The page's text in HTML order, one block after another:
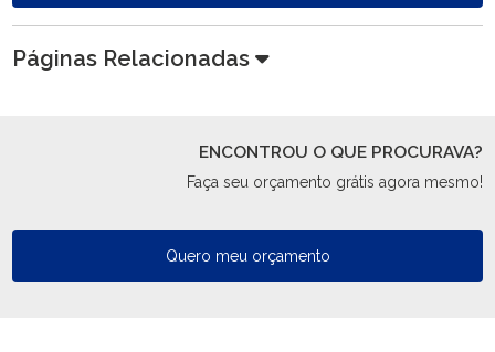
Páginas Relacionadas
ENCONTROU O QUE PROCURAVA?
Faça seu orçamento grátis agora mesmo!
Quero meu orçamento